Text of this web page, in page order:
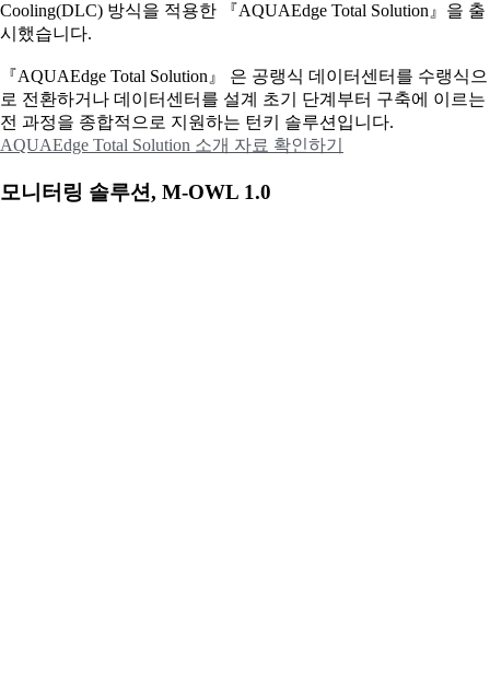
Cooling(DLC) 방식을 적용한 『AQUAEdge Total Solution』을 출
시했습니다.
『AQUAEdge Total Solution』 은 공랭식 데이터센터를 수랭식으
로 전환하거나 데이터센터를 설계 초기 단계부터 구축에 이르는
전 과정을 종합적으로 지원하는 턴키 솔루션입니다.
AQUAEdge Total Solution 소개 자료 확인하기
모니터링 솔루션, M-OWL 1.0